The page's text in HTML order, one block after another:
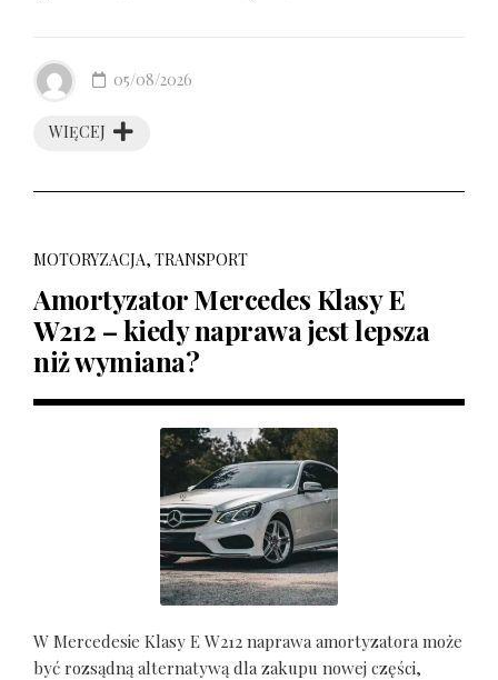
WIĘCEJ
05/08/2026
MOTORYZACJA, TRANSPORT
Amortyzator Mercedes Klasy E
W212 – kiedy naprawa jest lepsza
niż wymiana?
W Mercedesie Klasy E W212 naprawa amortyzatora może
być rozsądną alternatywą dla zakupu nowej części,